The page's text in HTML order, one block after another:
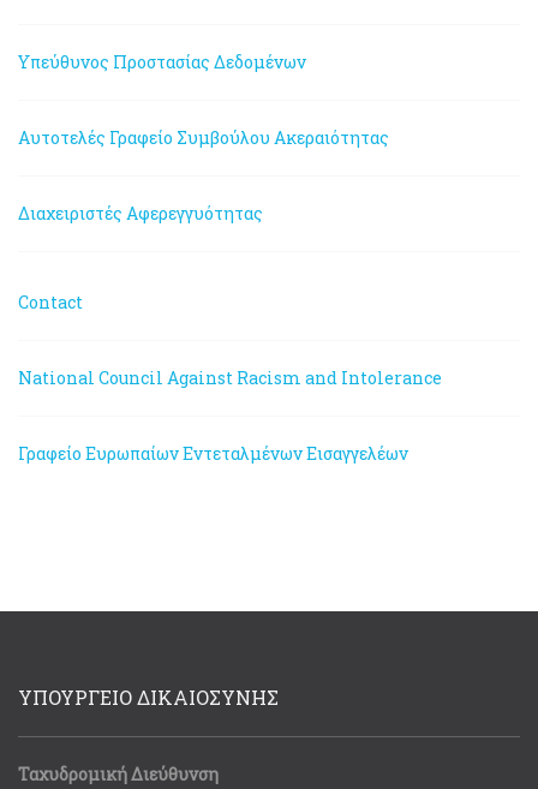
Υπεύθυνος Προστασίας Δεδομένων
Αυτοτελές Γραφείο Συμβούλου Ακεραιότητας
Διαχειριστές Αφερεγγυότητας
Contact
National Council Against Racism and Intolerance
Γραφείο Ευρωπαίων Εντεταλμένων Εισαγγελέων
ΥΠΟΥΡΓΕΙΟ ΔΙΚΑΙΟΣΥΝΗΣ
Ταχυδρομική Διεύθυνση